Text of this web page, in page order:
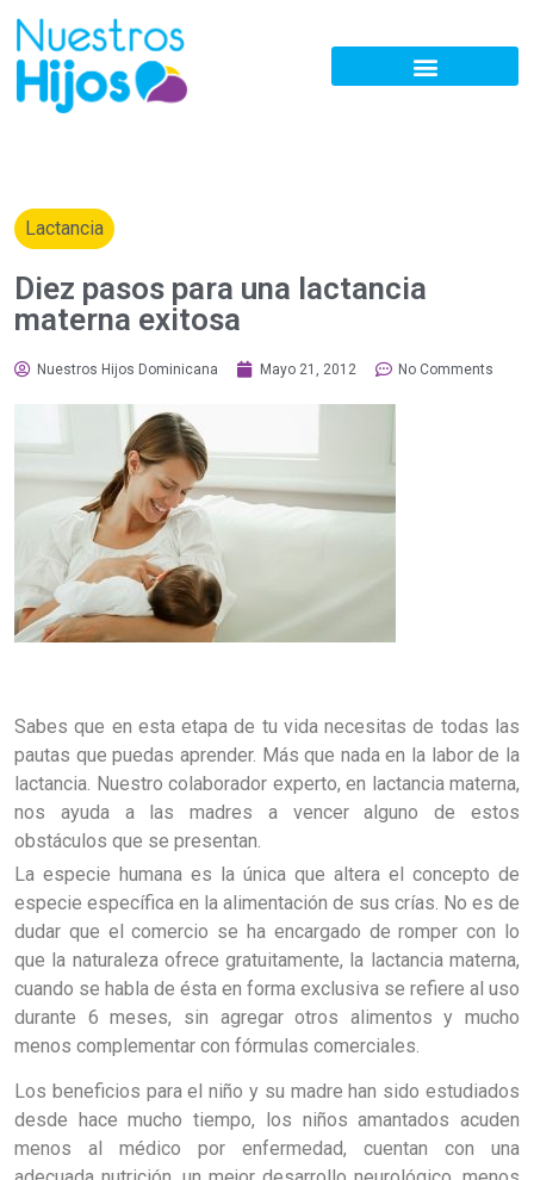
Lactancia
Diez pasos para una lactancia
materna exitosa
Nuestros Hijos Dominicana Mayo 21, 2012 No Comments
Sabes que en esta etapa de tu vida necesitas de todas las
pautas que puedas aprender. Más que nada en la labor de la
lactancia. Nuestro colaborador experto, en lactancia materna,
nos ayuda a las madres a vencer alguno de estos
obstáculos que se presentan.
La especie humana es la única que altera el concepto de
especie específica en la alimentación de sus crías. No es de
dudar que el comercio se ha encargado de romper con lo
que la naturaleza ofrece gratuitamente, la lactancia materna,
cuando se habla de ésta en forma exclusiva se refiere al uso
durante 6 meses, sin agregar otros alimentos y mucho
menos complementar con fórmulas comerciales.
Los beneficios para el niño y su madre han sido estudiados
desde hace mucho tiempo, los niños amantados acuden
menos al médico por enfermedad, cuentan con una